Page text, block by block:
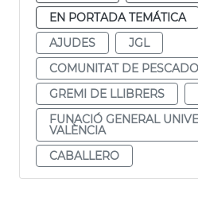
EN PORTADA TEMÁTICA
AJUDES
JGL
COMUNITAT DE
GREMI DE LLIBRERS
FUNACIÓ GENERAL
VALÈNCIA
CABALLERO